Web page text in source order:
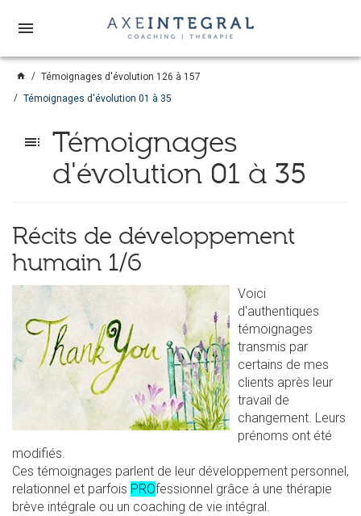
menu
home
Témoignages d'évolution 126 à 157
Témoignages d'évolution 01 à 35
toc
Témoignages
d'évolution 01 à 35
Récits de développement
humain 1/6
Voici
d'authentiques
témoignages
transmis par
certains de mes
clients après leur
travail de
changement. Leurs
prénoms ont été
modifiés.
Ces témoignages parlent de leur développement personnel,
relationnel et parfois PROfessionnel grâce à une thérapie
brève intégrale ou un coaching de vie intégral.